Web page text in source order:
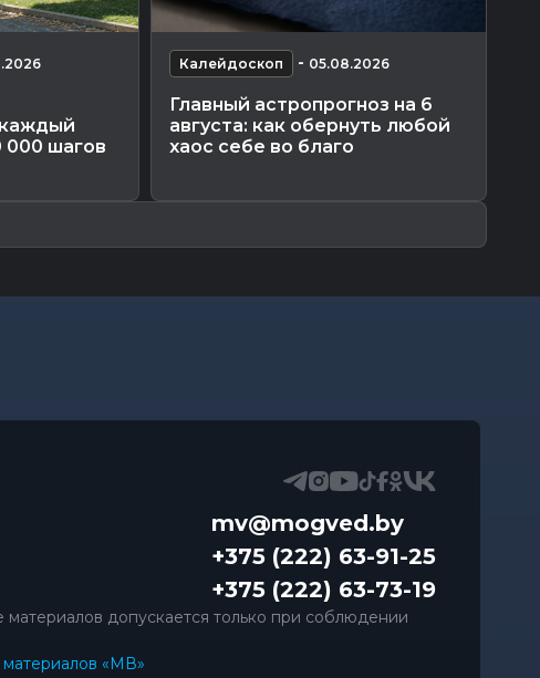
000 шагов
Калейдоскоп - 05.08.2026
Главный астропрогноз на 6
августа: как обернуть любой
хаос себе во благо
mv@mogved.by
+375 (222) 63-91-25
+375 (222) 63-73-19
допускается только при соблюдении
«МВ»